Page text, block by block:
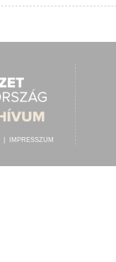
IMPRESSZUM